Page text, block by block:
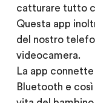
catturare tutto
Questa app
del nostro
videocamera.
La app
Bluetooth e